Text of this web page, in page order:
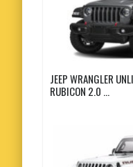
JEEP WRANGLER
RUBICON 2.0 ...